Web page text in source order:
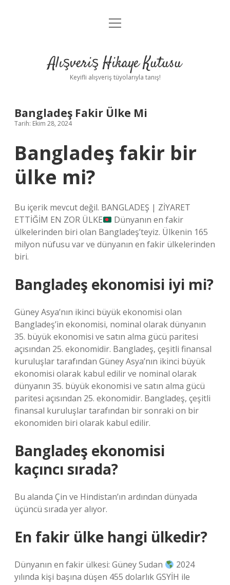
Anasayfa
Yasal Uyarı
menüyü
Alışveriş Hikaye Kutusu
Keyifli alışveriş tüyolarıyla tanış!
Bangladeş Fakir Ülke Mi
Tarih: Ekim 28, 2024
Bangladeş fakir bir
ülke mi?
Bu içerik mevcut değil. BANGLADEŞ | ZİYARET
ETTİĞİM EN ZOR ÜLKE
Dünyanın en fakir
ülkelerinden biri olan Bangladeş’teyiz. Ülkenin 165
milyon nüfusu var ve dünyanın en fakir ülkelerinden
biri.
Bangladeş ekonomisi iyi mi?
Güney Asya’nın ikinci büyük ekonomisi olan
Bangladeş’in ekonomisi, nominal olarak dünyanın
35. büyük ekonomisi ve satın alma gücü paritesi
açısından 25. ekonomidir. Bangladeş, çeşitli finansal
kuruluşlar tarafından Güney Asya’nın ikinci büyük
ekonomisi olarak kabul edilir ve nominal olarak
dünyanın 35. büyük ekonomisi ve satın alma gücü
paritesi açısından 25. ekonomidir. Bangladeş, çeşitli
finansal kuruluşlar tarafından bir sonraki on bir
ekonomiden biri olarak kabul edilir.
Bangladeş ekonomisi
kaçıncı sırada?
Bu alanda Çin ve Hindistan’ın ardından dünyada
üçüncü sırada yer alıyor.
En fakir ülke hangi ülkedir?
Dünyanın en fakir ülkesi: Güney Sudan
2024
yılında kişi başına düşen 455 dolarlık GSYİH ile